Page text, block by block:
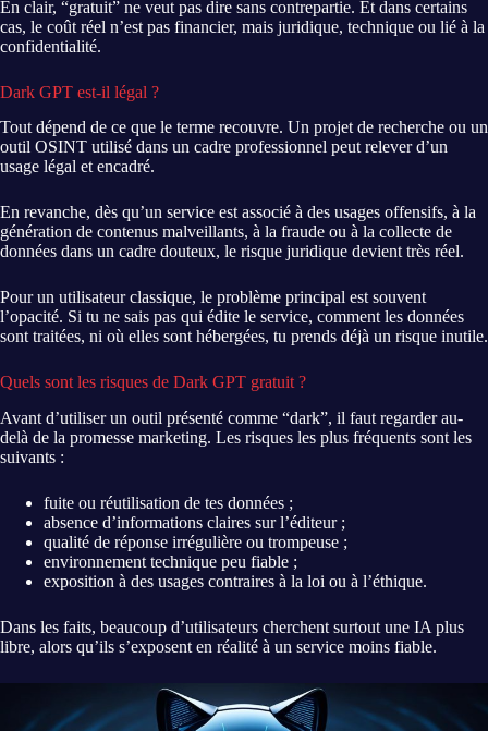
En clair, “gratuit” ne veut pas dire sans contrepartie. Et dans certains
cas, le coût réel n’est pas financier, mais juridique, technique ou lié à la
confidentialité.
Dark GPT est-il légal ?
Tout dépend de ce que le terme recouvre. Un projet de recherche ou un
outil OSINT utilisé dans un cadre professionnel peut relever d’un
usage légal et encadré.
En revanche, dès qu’un service est associé à des usages offensifs, à la
génération de contenus malveillants, à la fraude ou à la collecte de
données dans un cadre douteux, le risque juridique devient très réel.
Pour un utilisateur classique, le problème principal est souvent
l’opacité. Si tu ne sais pas qui édite le service, comment les données
sont traitées, ni où elles sont hébergées, tu prends déjà un risque inutile.
Quels sont les risques de Dark GPT gratuit ?
Avant d’utiliser un outil présenté comme “dark”, il faut regarder au-
delà de la promesse marketing. Les risques les plus fréquents sont les
suivants :
fuite ou réutilisation de tes données ;
absence d’informations claires sur l’éditeur ;
qualité de réponse irrégulière ou trompeuse ;
environnement technique peu fiable ;
exposition à des usages contraires à la loi ou à l’éthique.
Dans les faits, beaucoup d’utilisateurs cherchent surtout une IA plus
libre, alors qu’ils s’exposent en réalité à un service moins fiable.